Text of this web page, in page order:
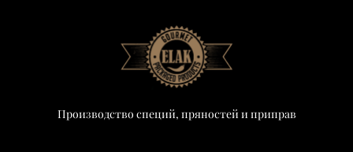
Производство специй, пряностей и приправ